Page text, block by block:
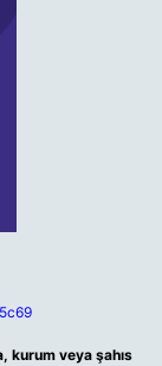
kurum veya şahıs